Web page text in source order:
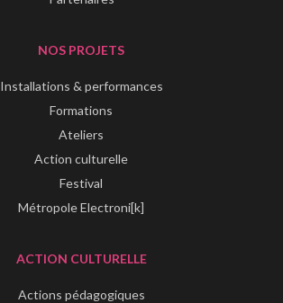
NOS PROJETS
Installations & performances
Formations
Ateliers
Action culturelle
Festival
Métropole Electroni[k]
ACTION CULTURELLE
Actions pédagogiques